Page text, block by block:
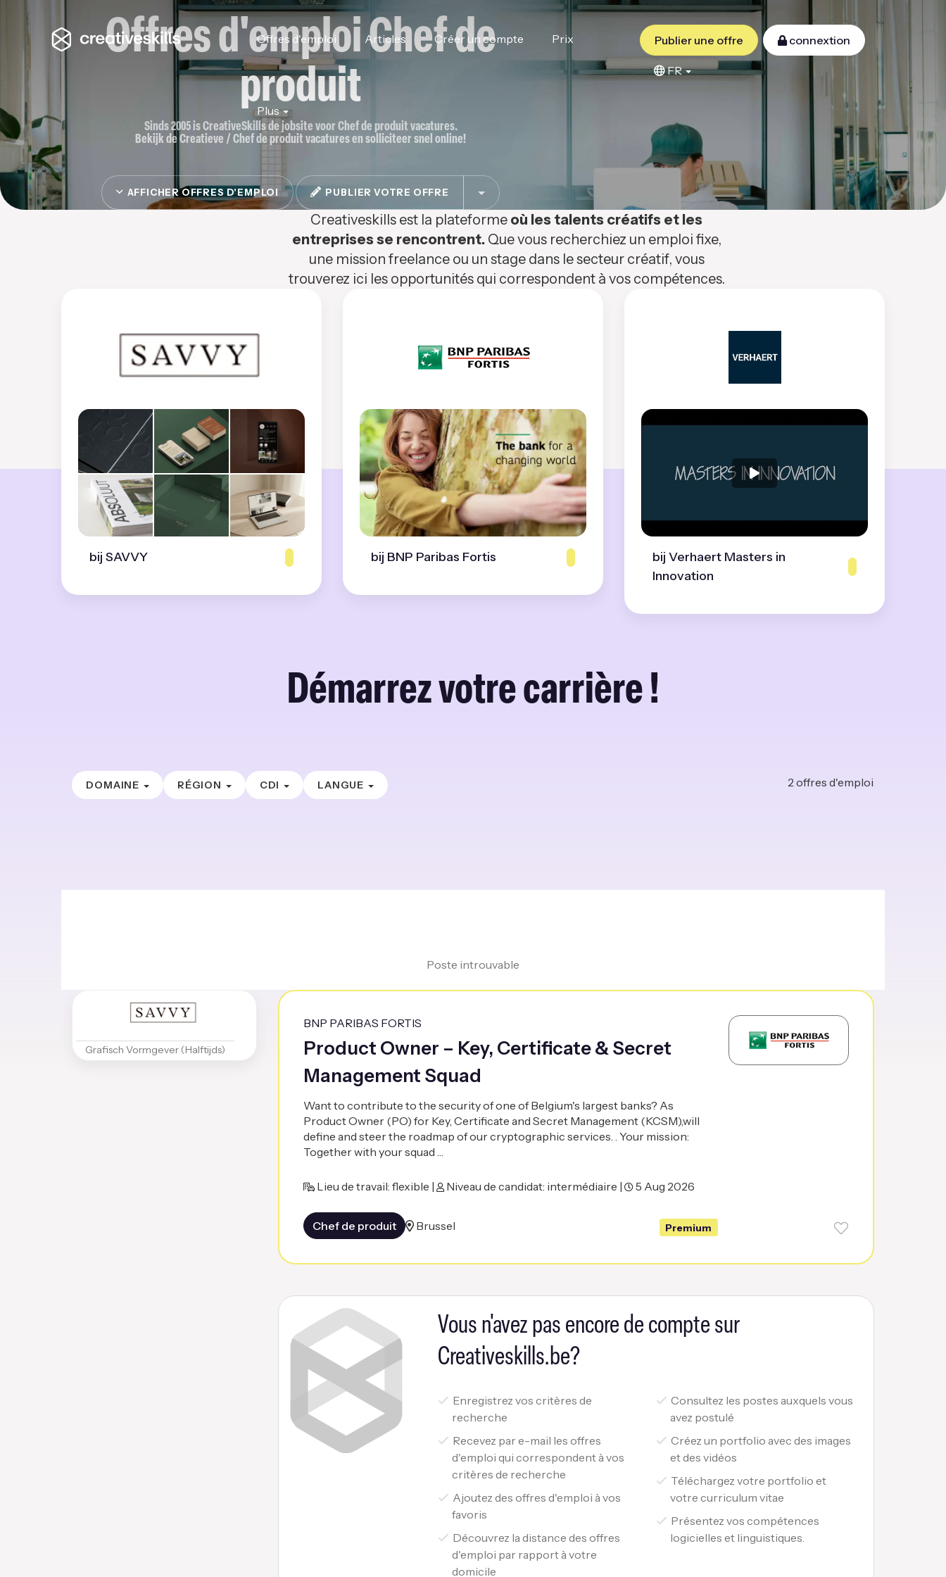
Offres d'emploi Articles Créer un compte Prix
Plus
Publier une offre connextion
FR
Offres d'emploi Chef de
produit
Sinds 2005 is CreativeSkills de jobsite voor Chef de produit vacatures.
Bekijk de Creatieve / Chef de produit vacatures en solliciteer snel online!
AFFICHER OFFRES D'EMPLOI PUBLIER VOTRE OFFRE
Creativeskills est la plateforme où les talents créatifs et les
entreprises se rencontrent. Que vous recherchiez un emploi fixe,
une mission freelance ou un stage dans le secteur créatif, vous
trouverez ici les opportunités qui correspondent à vos compétences.
bij SAVVY bij BNP Paribas Fortis
bij Verhaert Masters in
Innovation
Démarrez votre carrière !
DOMAINE RÉGION CDI LANGUE 2 offres d'emploi
Poste introuvable
Grafisch Vormgever (Halftijds)
BNP PARIBAS FORTIS
Product Owner – Key, Certificate & Secret
Management Squad
Want to contribute to the security of one of Belgium's largest banks? As
Product Owner (PO) for Key, Certificate and Secret Management (KCSM),will
define and steer the roadmap of our cryptographic services. . Your mission:
Together with your squad …
Lieu de travail: flexible | Niveau de candidat: intermédiaire | 5 Aug 2026
Chef de produit Brussel Premium
Vous n'avez pas encore de compte sur
Creativeskills.be?
Enregistrez vos critères de
recherche
Recevez par e-mail les offres
d'emploi qui correspondent à vos
critères de recherche
Ajoutez des offres d'emploi à vos
favoris
Découvrez la distance des offres
d'emploi par rapport à votre
domicile
Consultez les postes auxquels vous
avez postulé
Créez un portfolio avec des images
et des vidéos
Téléchargez votre portfolio et
votre curriculum vitae
Présentez vos compétences
logicielles et linguistiques.